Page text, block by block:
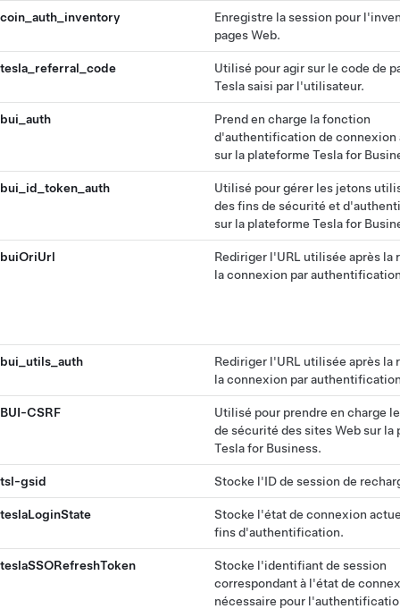
coin_auth_inventory
Enregistre la session pour
pages Web.
tesla_referral_code
Utilisé pour agir sur le code de
Tesla saisi par l'utilisateur.
bui_auth
Prend en charge la fonction
d'authentification de connexion
sur la plateforme Tesla for
bui_id_token_auth
Utilisé pour gérer les jetons
des fins de sécurité et
sur la plateforme Tesla for
buiOriUrl
Rediriger l'URL utilisée après la
la connexion par
bui_utils_auth
Rediriger l'URL utilisée après la
la connexion par
BUI-CSRF
Utilisé pour prendre en charge
de sécurité des sites Web sur la
Tesla for Business.
tsl-gsid Stocke l'ID de session de
teslaLoginState
Stocke l'état de connexion
fins d'authentification.
teslaSSORefreshToken
Stocke l'identifiant de session
correspondant à l'état de
nécessaire pour